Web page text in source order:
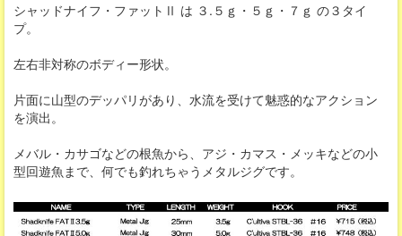
シャッドナイフ・ファットⅡ は ３.５ｇ・５ｇ・７ｇ の３タイ
プ。
左右非対称のボディー形状。
片面に山型のデッパリがあり、水流を受けて魅惑的なアクション
を演出。
メバル・カサゴなどの根魚から、アジ・カマス・メッキなどの小
型回遊魚まで、何でも釣れちゃうメタルジグです。